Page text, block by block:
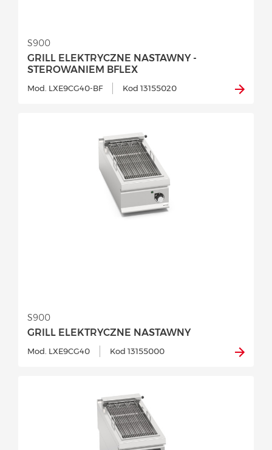
GRILL ELEKTRYCZNE NASTAWNY -
STEROWANIEM BFLEX
S900
Mod. LXE9CG40-BF Kod 13155020
GRILL ELEKTRYCZNE NASTAWNY
S900
Mod. LXE9CG40 Kod 13155000